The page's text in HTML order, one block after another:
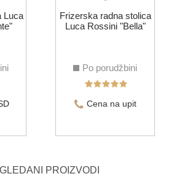
Luca
Frizerska radna stolica
Luca Rossini "Bella"
Po porudžbini
Cena na upit
PROIZVODI